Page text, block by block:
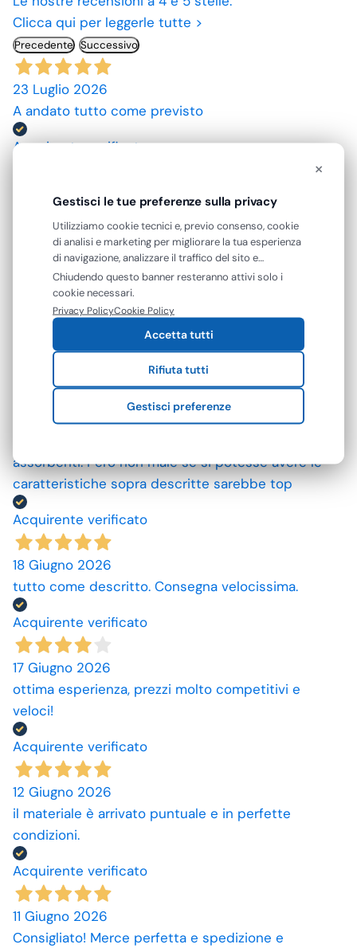
Clicca qui per leggerle tutte >
Precedente Successivo
23 Luglio 2026
A andato tutto come previsto
Acquirente verificato
spedizione rapida, prodotti come da descrizione,
grazie. prezzi convenienti.
Acquirente verificato
09 Luglio 2026
25 Giugno 2026
assorbenti. Però non male se si potesse avere le
caratteristiche sopra descritte sarebbe top
Acquirente verificato
18 Giugno 2026
tutto come descritto. Consegna velocissima.
Acquirente verificato
17 Giugno 2026
ottima esperienza, prezzi molto competitivi e
veloci!
Acquirente verificato
12 Giugno 2026
il materiale è arrivato puntuale e in perfette
condizioni.
Acquirente verificato
11 Giugno 2026
Consigliato! Merce perfetta e spedizione e
×
Gestisci le tue preferenze sulla privacy
Utilizziamo cookie tecnici e, previo consenso, cookie
di analisi e marketing per migliorare la tua esperienza
di navigazione, analizzare il traffico del sito e
mostrarti contenuti e pubblicità personalizzati. Puoi
accettare tutti i cookie oppure gestire le tue
preferenze. Puoi modificare o revocare il consenso in
qualsiasi momento.
Chiudendo questo banner resteranno attivi solo i
cookie necessari.
Privacy PolicyCookie Policy
Accetta tutti
Rifiuta tutti
Gestisci preferenze